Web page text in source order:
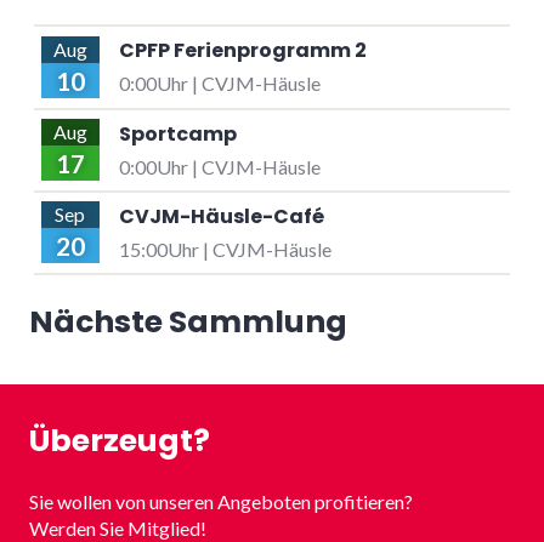
Aug
10
CPFP Ferienprogramm 2
0:00Uhr | CVJM-Häusle
Aug
17
Sportcamp
0:00Uhr | CVJM-Häusle
Sep
20
CVJM-Häusle-Café
15:00Uhr | CVJM-Häusle
Nächste Sammlung
Überzeugt?
Sie wollen von unseren Angeboten profitieren?
Werden Sie Mitglied!